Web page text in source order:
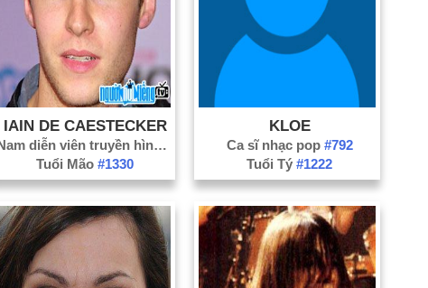
IAIN DE CAESTECKER
Nam diễn viên truyền hình#707
Tuổi Mão#1330
KLOE
Ca sĩ nhạc pop #792
Tuổi Tý#1222